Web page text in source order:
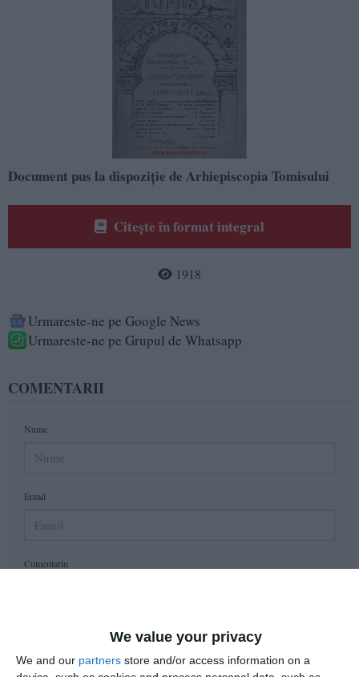
We value your privacy
We and our partners store and/or access information on a
Document pus la dispoziție de Arhiepiscopia Tomisului
Citește în format integral
1918
Urmareste-ne pe Google News
Urmareste-ne pe Grupul de Whatsapp
COMENTARII
Nume
Email
Comentariu
Am citit si sunt de acord curegulile de postare .
Acest formular colectează numele, e-mailul şi conținutul mesajului, astfel încât